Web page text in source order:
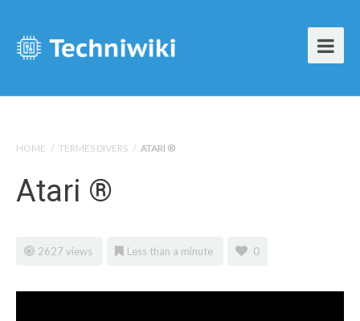
HOME / TERMES DIVERS / ATARI ®
Atari ®
2627 views Less than a minute 0